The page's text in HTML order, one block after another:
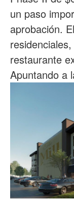
un paso
aprobación.
restaurante
Apuntando a